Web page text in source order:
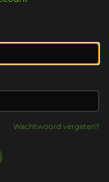
Wachtwoord vergeten?